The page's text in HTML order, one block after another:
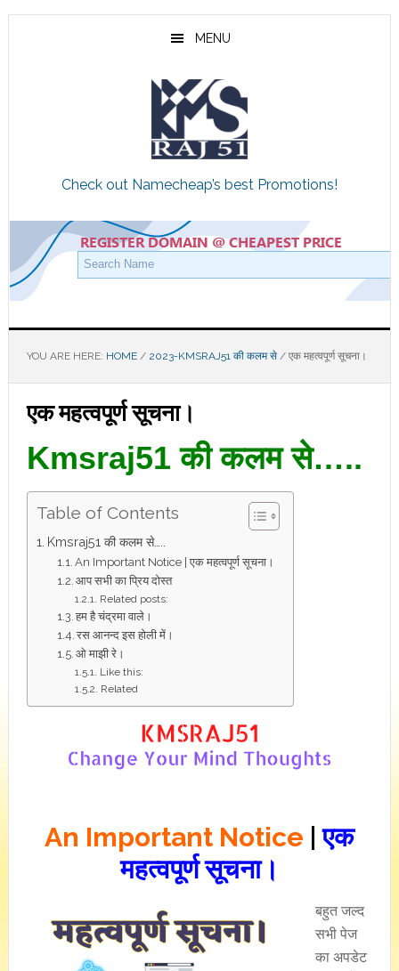
Skip
Skip
Skip
MENU
Check out Namecheap’s best Promotions!
YOU ARE HERE: HOME / 2023-KMSRAJ51 की कलम से /एक महत्वपूर्ण सूचना।
एक महत्वपूर्ण सूचना।
Kmsraj51 की कलम से…..
Table of Contents
Kmsraj51 की कलम से…..
An Important Notice | एक महत्वपूर्ण सूचना।
आप सभी का प्रिय दोस्त
Related posts:
हम है चंद्रमा वाले।
रस आनन्द इस होली में।
ओ माझी रे।
Like this:
Related
An Important Notice |एक
महत्वपूर्ण सूचना।
बहुत जल्द
सभी पेज
का अपडेट